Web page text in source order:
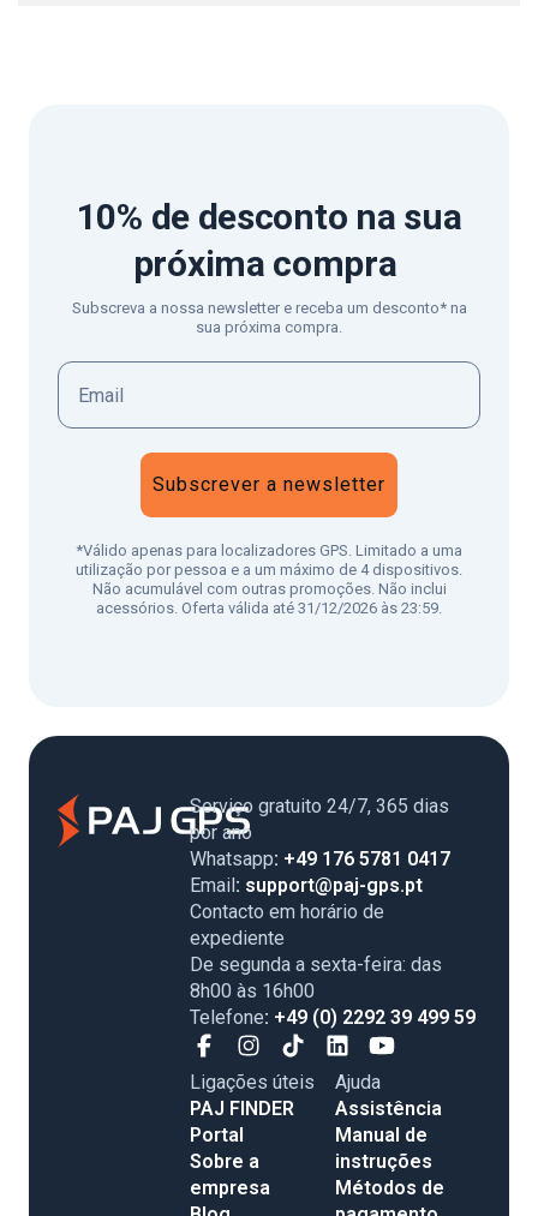
10% de desconto na sua
próxima compra
Subscreva a nossa newsletter e receba um desconto* na
sua próxima compra.
Subscrever a newsletter
*Válido apenas para localizadores GPS. Limitado a uma
utilização por pessoa e a um máximo de 4 dispositivos.
Não acumulável com outras promoções. Não inclui
acessórios. Oferta válida até 31/12/2026 às 23:59.
Serviço gratuito 24/7, 365 dias
por ano
Whatsapp: +49 176 5781 0417
Email : support@paj-gps.pt
Contacto em horário de
expediente
De segunda a sexta-feira: das
8h00 às 16h00
Telefone: +49 (0) 2292 39 499 59
Ligações úteis
PAJ FINDER
Portal
Sobre a
empresa
Ajuda
Assistência
Manual de
instruções
Métodos de